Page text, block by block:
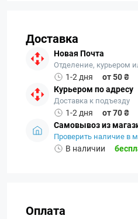
Доставка
Новая Почта
Отделение, курьером
1-2 дня
от 50 ₴
Курьером по адресу
Доставка к подъезду
1-2 дня
от 70 ₴
Самовывоз из
Проверить наличие в
В наличии
Оплата